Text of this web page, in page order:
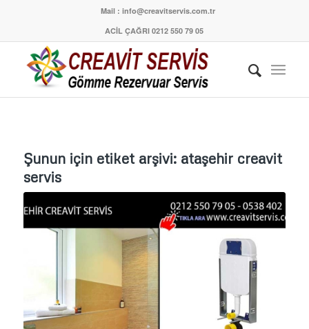
Mail : info@creavitservis.com.tr
ACİL ÇAĞRI 0212 550 79 05
Şunun için etiket arşivi: ataşehir creavit
servis